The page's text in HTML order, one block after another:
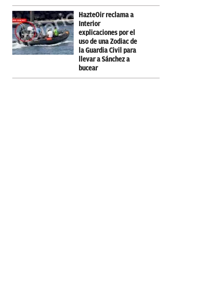
HazteOir reclama a
Interior
explicaciones por el
uso de una Zodiac de
la Guardia Civil para
llevar a Sánchez a
bucear